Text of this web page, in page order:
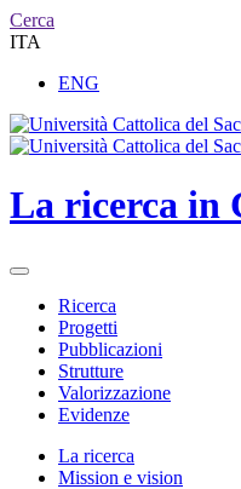
Cerca
ITA
ENG
La ricerca in
Ricerca
Progetti
Pubblicazioni
Strutture
Valorizzazione
Evidenze
La ricerca
Mission e vision